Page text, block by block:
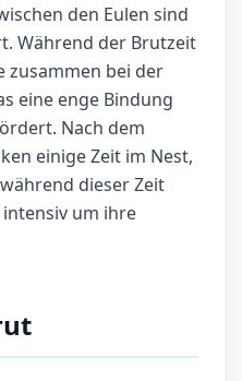
den Eulen sind
Während der Brutzeit
zusammen bei der
eine enge Bindung
Nach dem
einige Zeit im Nest,
dieser Zeit
um ihre